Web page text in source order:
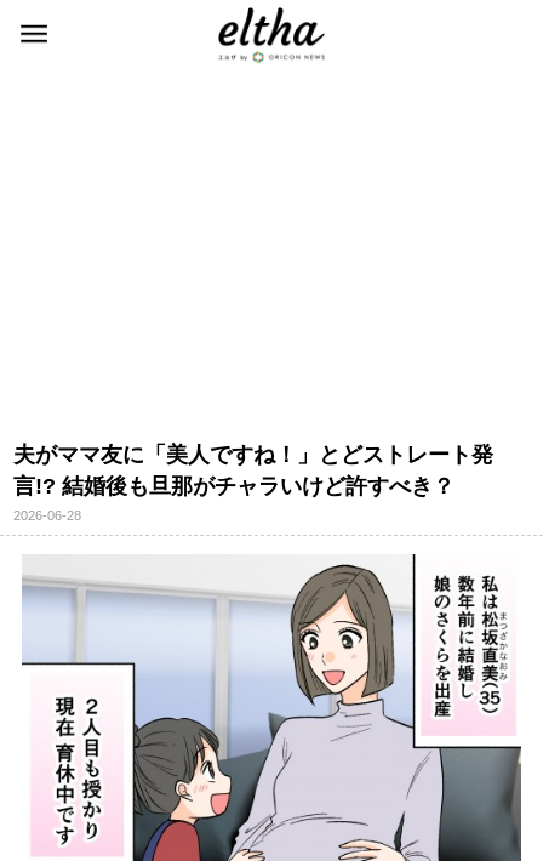
夫がママ友に「美人ですね！」とどストレート発
言!? 結婚後も旦那がチャラいけど許すべき？
2026-06-28